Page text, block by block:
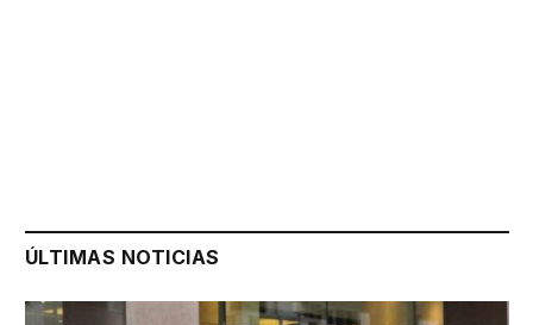
ÚLTIMAS NOTICIAS